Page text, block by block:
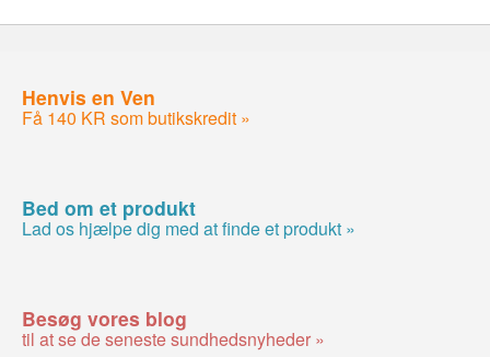
Henvis en Ven
Få 140 KR som butikskredit »
Bed om et produkt
Lad os hjælpe dig med at finde et produkt »
Besøg vores blog
til at se de seneste sundhedsnyheder »